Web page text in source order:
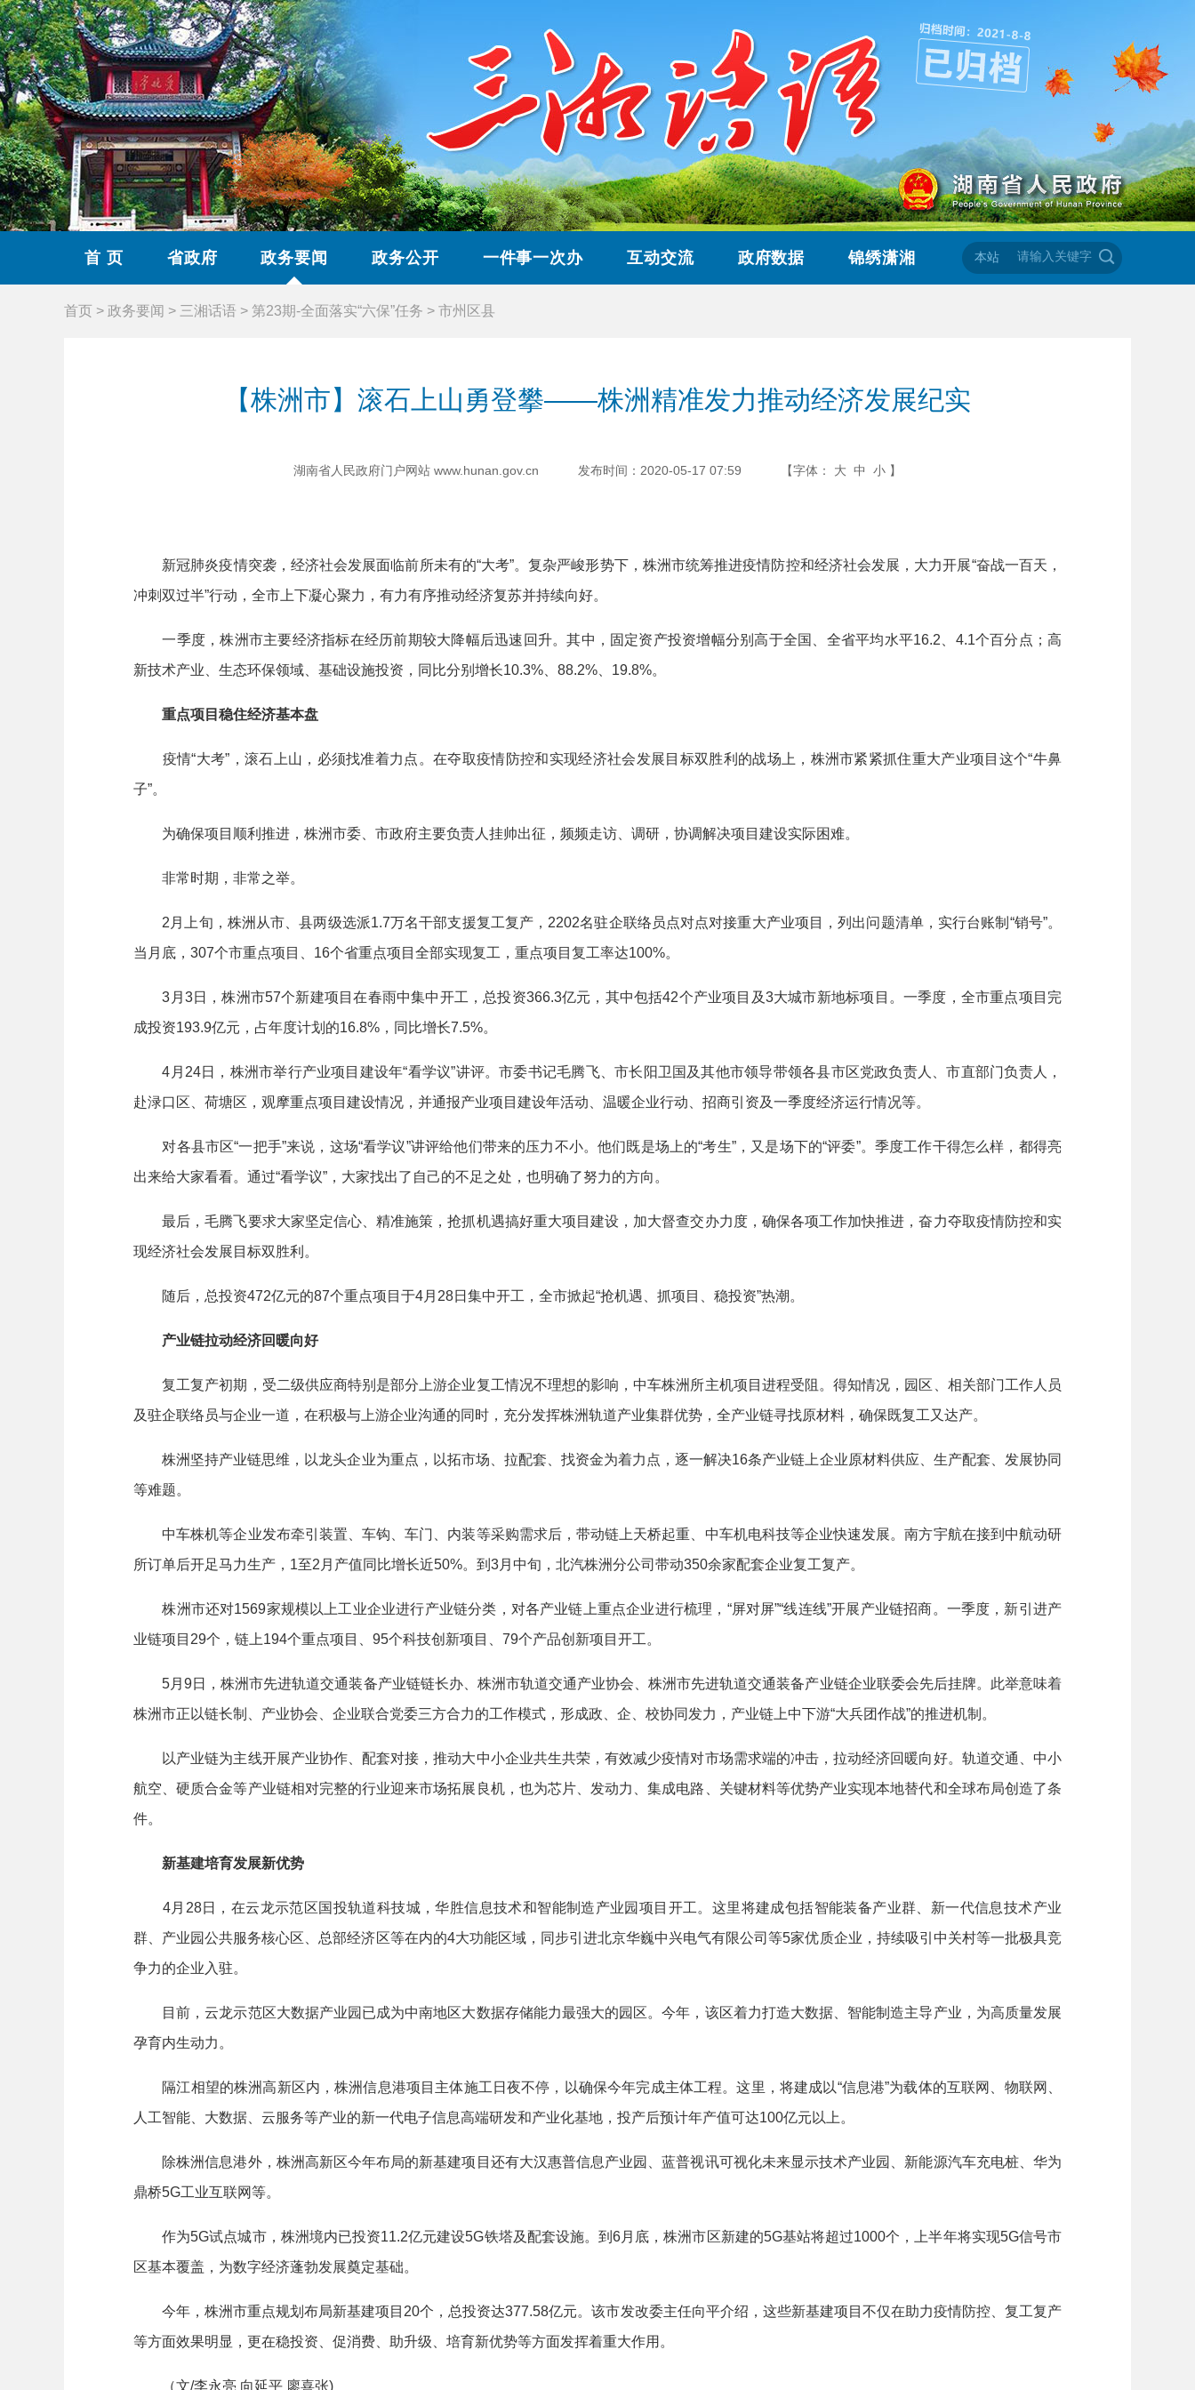
首 页 省政府 政务要闻 政务公开 一件事一次办 互动交流 政府数据 锦绣潇湘 本站
首页 > 政务要闻 > 三湘话语 > 第23期-全面落实“六保”任务 > 市州区县
【株洲市】滚石上山勇登攀——株洲精准发力推动经济发展纪实
湖南省人民政府门户网站 www.hunan.gov.cn 发布时间：2020-05-17 07:59 【字体： 大 中 小 】
新冠肺炎疫情突袭，经济社会发展面临前所未有的“大考”。复杂严峻形势下，株洲市统筹推进疫情防控和经济社会发展，大力开展“奋战一百天，
冲刺双过半”行动，全市上下凝心聚力，有力有序推动经济复苏并持续向好。
一季度，株洲市主要经济指标在经历前期较大降幅后迅速回升。其中，固定资产投资增幅分别高于全国、全省平均水平16.2、4.1个百分点；高
新技术产业、生态环保领域、基础设施投资，同比分别增长10.3%、88.2%、19.8%。
重点项目稳住经济基本盘
疫情“大考”，滚石上山，必须找准着力点。在夺取疫情防控和实现经济社会发展目标双胜利的战场上，株洲市紧紧抓住重大产业项目这个“牛鼻
子”。
为确保项目顺利推进，株洲市委、市政府主要负责人挂帅出征，频频走访、调研，协调解决项目建设实际困难。
非常时期，非常之举。
2月上旬，株洲从市、县两级选派1.7万名干部支援复工复产，2202名驻企联络员点对点对接重大产业项目，列出问题清单，实行台账制“销号”。
当月底，307个市重点项目、16个省重点项目全部实现复工，重点项目复工率达100%。
3月3日，株洲市57个新建项目在春雨中集中开工，总投资366.3亿元，其中包括42个产业项目及3大城市新地标项目。一季度，全市重点项目完
成投资193.9亿元，占年度计划的16.8%，同比增长7.5%。
4月24日，株洲市举行产业项目建设年“看学议”讲评。市委书记毛腾飞、市长阳卫国及其他市领导带领各县市区党政负责人、市直部门负责人，
赴渌口区、荷塘区，观摩重点项目建设情况，并通报产业项目建设年活动、温暖企业行动、招商引资及一季度经济运行情况等。
对各县市区“一把手”来说，这场“看学议”讲评给他们带来的压力不小。他们既是场上的“考生”，又是场下的“评委”。季度工作干得怎么样，都得亮
出来给大家看看。通过“看学议”，大家找出了自己的不足之处，也明确了努力的方向。
最后，毛腾飞要求大家坚定信心、精准施策，抢抓机遇搞好重大项目建设，加大督查交办力度，确保各项工作加快推进，奋力夺取疫情防控和实
现经济社会发展目标双胜利。
随后，总投资472亿元的87个重点项目于4月28日集中开工，全市掀起“抢机遇、抓项目、稳投资”热潮。
产业链拉动经济回暖向好
复工复产初期，受二级供应商特别是部分上游企业复工情况不理想的影响，中车株洲所主机项目进程受阻。得知情况，园区、相关部门工作人员
及驻企联络员与企业一道，在积极与上游企业沟通的同时，充分发挥株洲轨道产业集群优势，全产业链寻找原材料，确保既复工又达产。
株洲坚持产业链思维，以龙头企业为重点，以拓市场、拉配套、找资金为着力点，逐一解决16条产业链上企业原材料供应、生产配套、发展协同
等难题。
中车株机等企业发布牵引装置、车钩、车门、内装等采购需求后，带动链上天桥起重、中车机电科技等企业快速发展。南方宇航在接到中航动研
所订单后开足马力生产，1至2月产值同比增长近50%。到3月中旬，北汽株洲分公司带动350余家配套企业复工复产。
株洲市还对1569家规模以上工业企业进行产业链分类，对各产业链上重点企业进行梳理，“屏对屏”“线连线”开展产业链招商。一季度，新引进产
业链项目29个，链上194个重点项目、95个科技创新项目、79个产品创新项目开工。
5月9日，株洲市先进轨道交通装备产业链链长办、株洲市轨道交通产业协会、株洲市先进轨道交通装备产业链企业联委会先后挂牌。此举意味着
株洲市正以链长制、产业协会、企业联合党委三方合力的工作模式，形成政、企、校协同发力，产业链上中下游“大兵团作战”的推进机制。
以产业链为主线开展产业协作、配套对接，推动大中小企业共生共荣，有效减少疫情对市场需求端的冲击，拉动经济回暖向好。轨道交通、中小
航空、硬质合金等产业链相对完整的行业迎来市场拓展良机，也为芯片、发动力、集成电路、关键材料等优势产业实现本地替代和全球布局创造了条
件。
新基建培育发展新优势
4月28日，在云龙示范区国投轨道科技城，华胜信息技术和智能制造产业园项目开工。这里将建成包括智能装备产业群、新一代信息技术产业
群、产业园公共服务核心区、总部经济区等在内的4大功能区域，同步引进北京华巍中兴电气有限公司等5家优质企业，持续吸引中关村等一批极具竞
争力的企业入驻。
目前，云龙示范区大数据产业园已成为中南地区大数据存储能力最强大的园区。今年，该区着力打造大数据、智能制造主导产业，为高质量发展
孕育内生动力。
隔江相望的株洲高新区内，株洲信息港项目主体施工日夜不停，以确保今年完成主体工程。这里，将建成以“信息港”为载体的互联网、物联网、
人工智能、大数据、云服务等产业的新一代电子信息高端研发和产业化基地，投产后预计年产值可达100亿元以上。
除株洲信息港外，株洲高新区今年布局的新基建项目还有大汉惠普信息产业园、蓝普视讯可视化未来显示技术产业园、新能源汽车充电桩、华为
鼎桥5G工业互联网等。
作为5G试点城市，株洲境内已投资11.2亿元建设5G铁塔及配套设施。到6月底，株洲市区新建的5G基站将超过1000个，上半年将实现5G信号市
区基本覆盖，为数字经济蓬勃发展奠定基础。
今年，株洲市重点规划布局新基建项目20个，总投资达377.58亿元。该市发改委主任向平介绍，这些新基建项目不仅在助力疫情防控、复工复产
等方面效果明显，更在稳投资、促消费、助升级、培育新优势等方面发挥着重大作用。
（文/李永亮 向延平 廖喜张)